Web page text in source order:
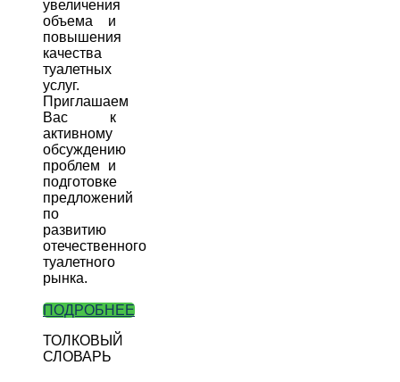
увеличения
объема и
повышения
качества
туалетных
услуг.
Приглашаем
Вас к
активному
обсуждению
проблем и
подготовке
предложений
по
развитию
отечественного
туалетного
рынка.
ПОДРОБНЕЕ
ТОЛКОВЫЙ
СЛОВАРЬ